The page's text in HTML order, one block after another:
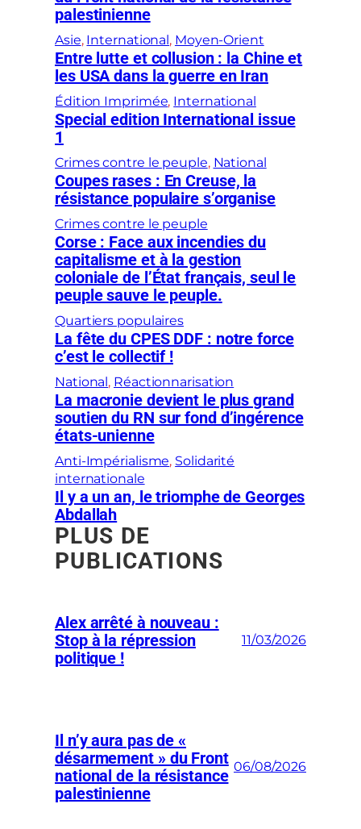
palestinienne
Asie, International, Moyen-Orient
Entre lutte et collusion : la Chine et
les USA dans la guerre en Iran
Édition Imprimée, International
Special edition International issue
1
Crimes contre le peuple, National
Coupes rases : En Creuse, la
résistance populaire s’organise
Crimes contre le peuple
Corse : Face aux incendies du
capitalisme et à la gestion
coloniale de l’État français, seul le
peuple sauve le peuple.
Quartiers populaires
La fête du CPES DDF : notre force
c’est le collectif !
National, Réactionnarisation
La macronie devient le plus grand
soutien du RN sur fond d’ingérence
états-unienne
Anti-Impérialisme, Solidarité
internationale
Il y a un an, le triomphe de Georges
Abdallah
PLUS DE
PUBLICATIONS
Alex arrêté à nouveau :
Stop à la répression
politique !
11/03/2026
Il n’y aura pas de «
désarmement » du Front
national de la résistance
palestinienne
06/08/2026